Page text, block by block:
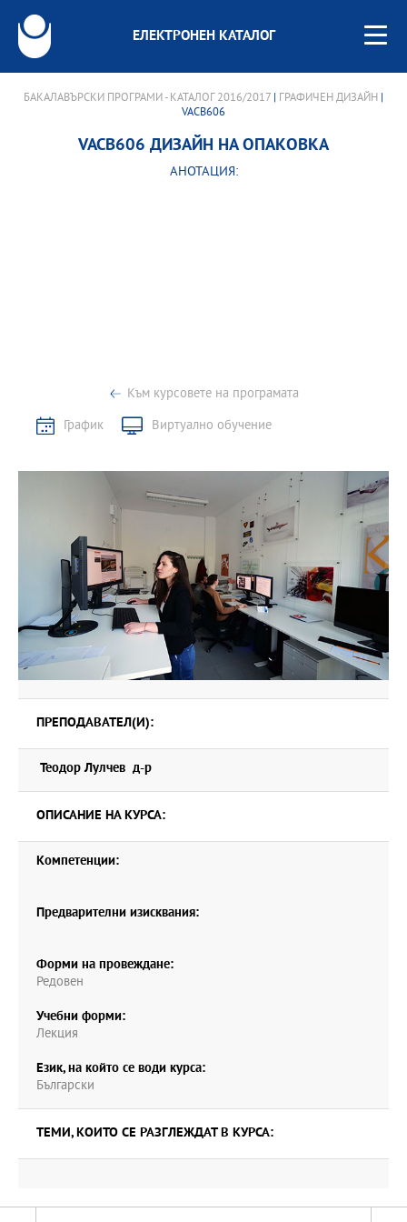
ЕЛЕКТРОНЕН КАТАЛОГ
БАКАЛАВЪРСКИ ПРОГРАМИ - КАТАЛОГ 2016/2017 ГРАФИЧЕН ДИЗАЙН
VACB606
VACB606 ДИЗАЙН НА ОПАКОВКА
АНОТАЦИЯ:
Към курсовете на програмата
График
Виртуално обучение
ПРЕПОДАВАТЕЛ(И):
Теодор Лулчев д-р
ОПИСАНИЕ НА КУРСА:
Компетенции:
Предварителни изисквания:
Форми на провеждане:
Редовен
Учебни форми:
Лекция
Език, на който се води курса:
Български
ТЕМИ, КОИТО СЕ РАЗГЛЕЖДАТ В КУРСА: